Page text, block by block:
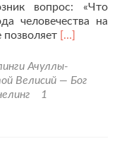
вопрос: «Что
человечества на
Читать
[…]
Ачуллы-
Велисий — Бог
1